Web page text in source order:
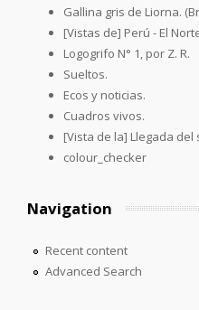
Gallina gris de Liorna.
[Vistas de] Perú - El
Logogrifo N° 1, por Z. R.
Sueltos.
Ecos y noticias.
Cuadros vivos.
[Vista de la] Llegada
colour_checker
Navigation
Recent content
Advanced Search